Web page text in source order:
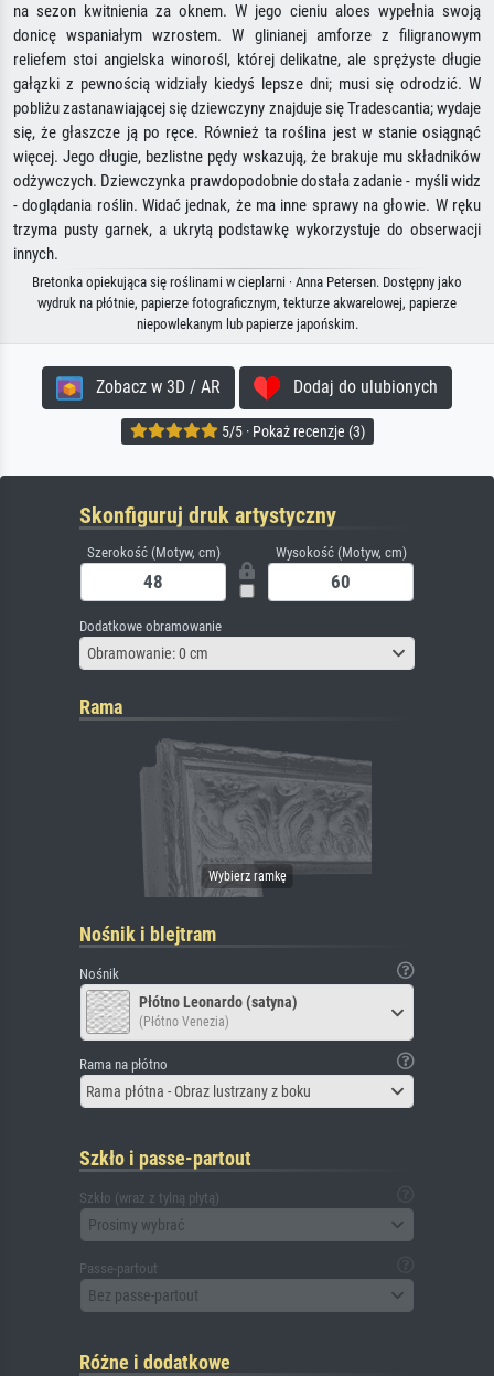
na sezon kwitnienia za oknem. W jego cieniu aloes wypełnia swoją
donicę wspaniałym wzrostem. W glinianej amforze z filigranowym
reliefem stoi angielska winorośl, której delikatne, ale sprężyste długie
gałązki z pewnością widziały kiedyś lepsze dni; musi się odrodzić. W
pobliżu zastanawiającej się dziewczyny znajduje się Tradescantia; wydaje
się, że głaszcze ją po ręce. Również ta roślina jest w stanie osiągnąć
więcej. Jego długie, bezlistne pędy wskazują, że brakuje mu składników
odżywczych. Dziewczynka prawdopodobnie dostała zadanie - myśli widz
- doglądania roślin. Widać jednak, że ma inne sprawy na głowie. W ręku
trzyma pusty garnek, a ukrytą podstawkę wykorzystuje do obserwacji
innych.
Bretonka opiekująca się roślinami w cieplarni · Anna Petersen. Dostępny jako
wydruk na płótnie, papierze fotograficznym, tekturze akwarelowej, papierze
niepowlekanym lub papierze japońskim.
Zobacz w 3D / AR Dodaj do ulubionych
5/5 · Pokaż recenzje (3)
Skonfiguruj druk artystyczny
Szerokość (Motyw, cm) Wysokość (Motyw, cm)
Dodatkowe obramowanie
Obramowanie: 0 cm
Rama
Nośnik i blejtram
Nośnik
Płótno Leonardo (satyna)
(Płótno Venezia)
Rama na płótno
Rama płótna - Obraz lustrzany z boku
Szkło i passe-partout
Szkło (wraz z tylną płytą)
Prosimy wybrać
Passe-partout
Bez passe-partout
Różne i dodatkowe